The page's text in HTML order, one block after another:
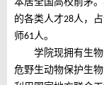
的各类人才28人，
师61人。
学院现拥有生
危野生动物保护生